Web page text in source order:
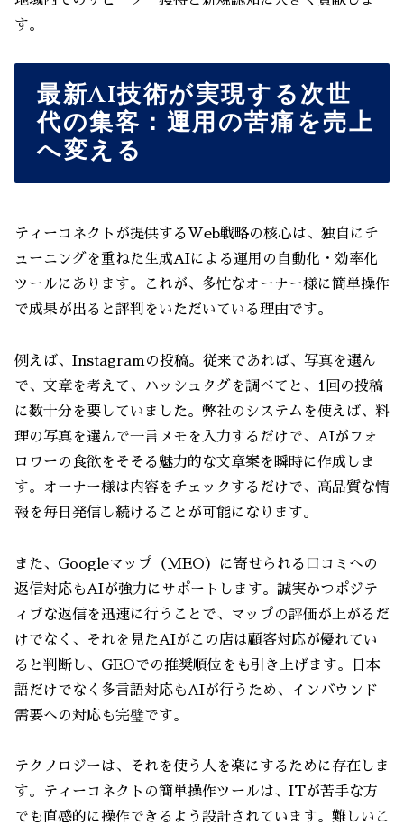
す。
最新AI技術が実現する次世
代の集客：運用の苦痛を売上
へ変える
ティーコネクトが提供するWeb戦略の核心は、独自にチ
ューニングを重ねた生成AIによる運用の自動化・効率化
ツールにあります。これが、多忙なオーナー様に簡単操作
で成果が出ると評判をいただいている理由です。
例えば、Instagramの投稿。従来であれば、写真を選ん
で、文章を考えて、ハッシュタグを調べてと、1回の投稿
に数十分を要していました。弊社のシステムを使えば、料
理の写真を選んで一言メモを入力するだけで、AIがフォ
ロワーの食欲をそそる魅力的な文章案を瞬時に作成しま
す。オーナー様は内容をチェックするだけで、高品質な情
報を毎日発信し続けることが可能になります。
また、Googleマップ（MEO）に寄せられる口コミへの
返信対応もAIが強力にサポートします。誠実かつポジテ
ィブな返信を迅速に行うことで、マップの評価が上がるだ
けでなく、それを見たAIがこの店は顧客対応が優れてい
ると判断し、GEOでの推奨順位をも引き上げます。日本
語だけでなく多言語対応もAIが行うため、インバウンド
需要への対応も完璧です。
テクノロジーは、それを使う人を楽にするために存在しま
す。ティーコネクトの簡単操作ツールは、ITが苦手な方
でも直感的に操作できるよう設計されています。難しいこ